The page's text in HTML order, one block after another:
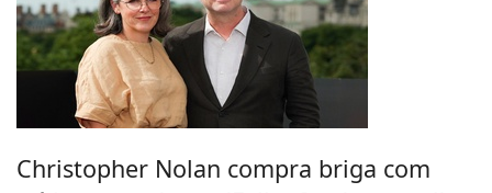
Christopher Nolan compra briga com